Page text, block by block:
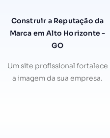
Construir a Reputação da
Marca em Alto Horizonte -
GO
Um site profissional fortalece
a imagem da sua empresa.